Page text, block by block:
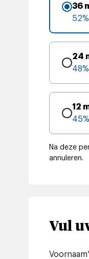
36
24
12
Na deze
annuleren.
Vul
Voornaam